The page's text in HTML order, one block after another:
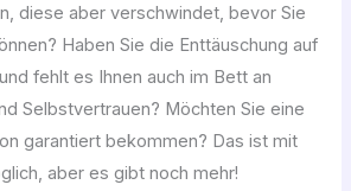
diese aber verschwindet, bevor Sie
Haben Sie die Enttäuschung auf
fehlt es Ihnen auch im Bett an
Selbstvertrauen? Möchten Sie eine
garantiert bekommen? Das ist mit
aber es gibt noch mehr!